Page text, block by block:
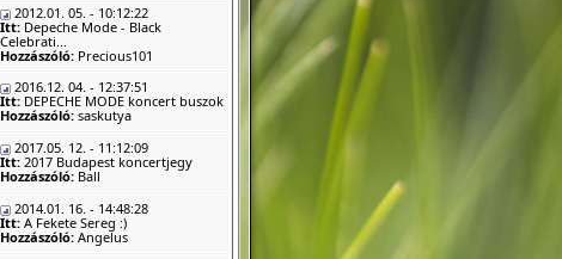
2012.01. 05. - 10:12:22
Itt: Depeche Mode - Black
Celebrati...
Hozzászóló: Precious101
2016.12. 04. - 12:37:51
Itt: DEPECHE MODE koncert buszok
Hozzászóló: saskutya
2017.05. 12. - 11:12:09
Itt: 2017 Budapest koncertjegy
Hozzászóló: Ball
2014.01. 16. - 14:48:28
Itt: A Fekete Sereg :)
Hozzászóló: Angelus